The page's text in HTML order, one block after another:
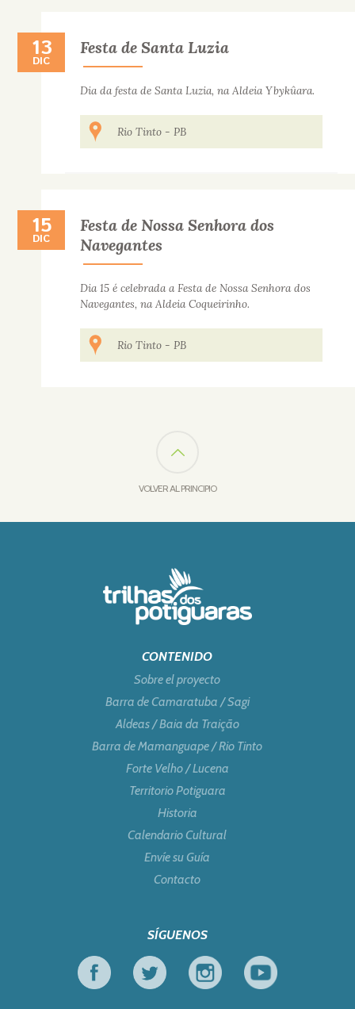
Festa de Santa Luzia
13 DE DICIEMBRE
13
DIC
Dia da festa de Santa Luzia, na Aldeia Ybykûara.
Rio Tinto -PB
Festa de Nossa Senhora dos
Navegantes
15 DE DICIEMBRE
15
DIC
Dia 15 é celebrada a Festa de Nossa Senhora dos
Navegantes, na Aldeia Coqueirinho.
Rio Tinto -PB
VOLVER AL PRINCIPIO
CONTENIDO
Sobre el proyecto
Barra de Camaratuba / Sagi
Aldeas / Baia da Traição
Barra de Mamanguape / Rio Tinto
Forte Velho / Lucena
Territorio Potiguara
Historia
Calendario Cultural
Envíe su Guía
Contacto
SÍGUENOS
Facebook
Twitter Instagram